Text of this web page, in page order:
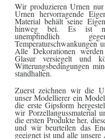
Schreiben
Sie
uns
KONTAKT
PFLEGE
UND
REINIGUNG
ZUFRIEDENHEITSGARANTIE
MANUFAKTUR
Wir produzieren Urnen
Urnen hervorragende
Material behält seine
hinweg bei. Es ist
unempfindlich
Temperaturschwankungen
Alle Dekorationen
Glasur versiegelt und
Witterungsbedingungen
standhalten.
Zuerst zeichnen wir die
unser Modellierer ein
die erste Gipsform
wir Porzellangussmaterial
die ersten Produkte her,
und wir beurteilen das
geeignet ist und alle